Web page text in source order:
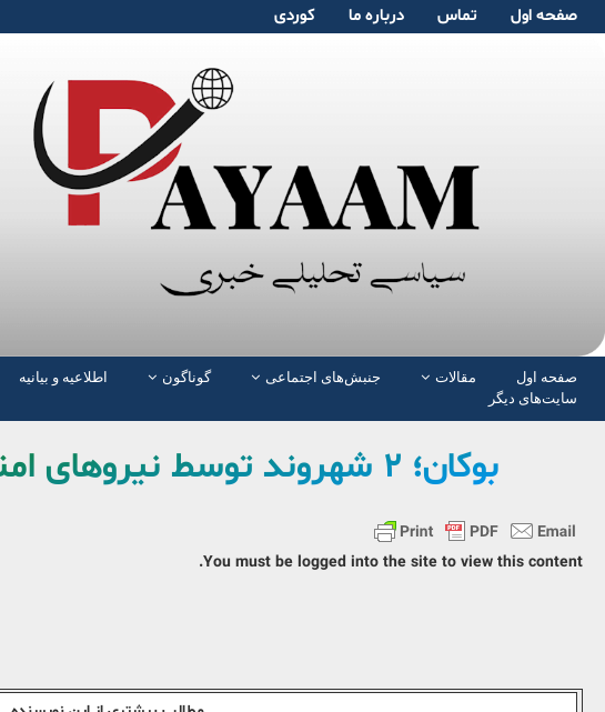
صفحە اول تماس دربارە ما کوردی
صفحە اول مقالات جنبش‌های اجتماعی گوناگون اطلاعیه و بیانیه
سایت‌های دیگر
بوکان؛ ۲ شهروند توسط نیروهای امنیتی بازداشت شدند
You must be logged into the site to view this content.